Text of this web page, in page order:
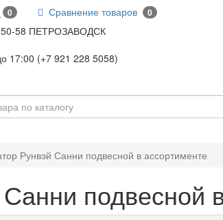
0 Сравнение товаров 0
58 ПЕТРОЗАВОДСК
17:00 (+7 921 228 5058)
Рунвэй Санни подвесной в ассортименте
подвесной